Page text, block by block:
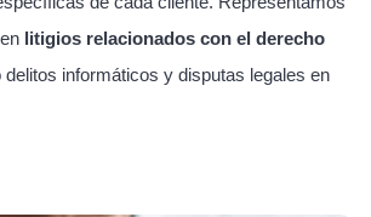
litigios relacionados con el derecho
delitos informáticos y disputas legales en